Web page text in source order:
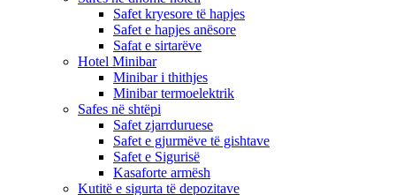
Safet kryesore të hapjes
Safet e hapjes anësore
Safat e sirtarëve
Hotel Minibar
Minibar i thithjes
Minibar termoelektrik
Safes në shtëpi
Safet zjarrduruese
Safet e gjurmëve të gishtave
Safet e Sigurisë
Kasaforte armësh
Kutitë e sigurta të depozitave